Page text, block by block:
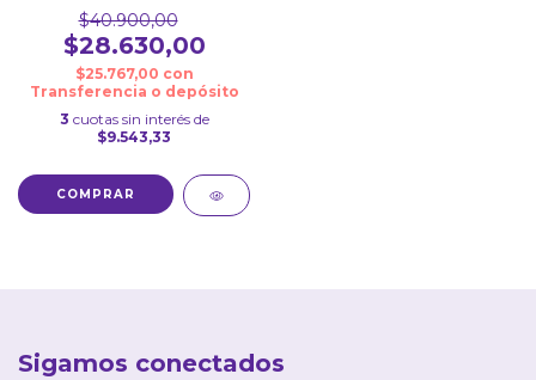
$40.900,00
$28.630,00
$25.767,00 con
Transferencia o depósito
3 cuotas sin interés de
$9.543,33
Sigamos conectados